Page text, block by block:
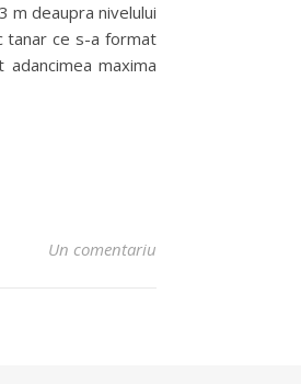
m deaupra nivelului
tanar ce s-a format
maxima
Un comentariu